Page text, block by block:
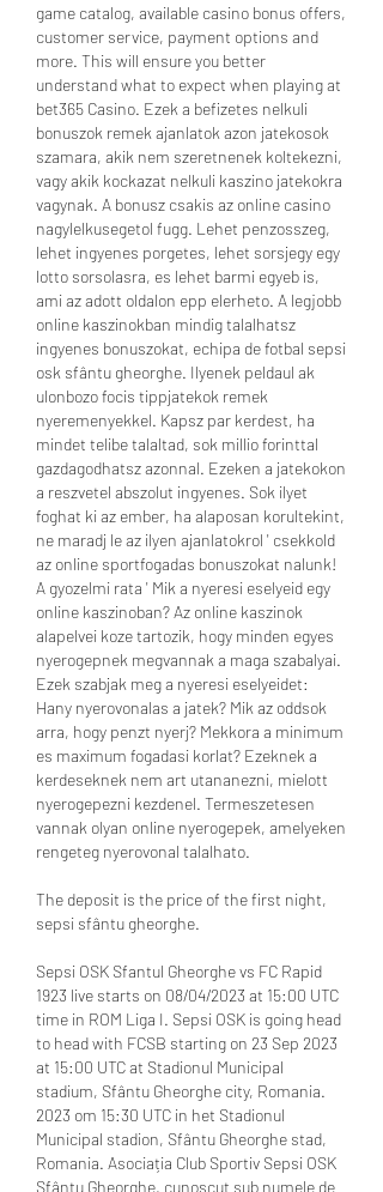
game catalog, available casino bonus offers,
customer service, payment options and
more. This will ensure you better
understand what to expect when playing at
bet365 Casino. Ezek a befizetes nelkuli
bonuszok remek ajanlatok azon jatekosok
szamara, akik nem szeretnenek koltekezni,
vagy akik kockazat nelkuli kaszino jatekokra
vagynak. A bonusz csakis az online casino
nagylelkusegetol fugg. Lehet penzosszeg,
lehet ingyenes porgetes, lehet sorsjegy egy
lotto sorsolasra, es lehet barmi egyeb is,
ami az adott oldalon epp elerheto. A legjobb
online kaszinokban mindig talalhatsz
ingyenes bonuszokat, echipa de fotbal sepsi
osk sfântu gheorghe. Ilyenek peldaul ak
ulonbozo focis tippjatekok remek
nyeremenyekkel. Kapsz par kerdest, ha
mindet telibe talaltad, sok millio forinttal
gazdagodhatsz azonnal. Ezeken a jatekokon
a reszvetel abszolut ingyenes. Sok ilyet
foghat ki az ember, ha alaposan korultekint,
ne maradj le az ilyen ajanlatokrol ' csekkold
az online sportfogadas bonuszokat nalunk!
A gyozelmi rata ' Mik a nyeresi eselyeid egy
online kaszinoban? Az online kaszinok
alapelvei koze tartozik, hogy minden egyes
nyerogepnek megvannak a maga szabalyai.
Ezek szabjak meg a nyeresi eselyeidet:
Hany nyerovonalas a jatek? Mik az oddsok
arra, hogy penzt nyerj? Mekkora a minimum
es maximum fogadasi korlat? Ezeknek a
kerdeseknek nem art utananezni, mielott
nyerogepezni kezdenel. Termeszetesen
vannak olyan online nyerogepek, amelyeken
rengeteg nyerovonal talalhato.
The deposit is the price of the first night,
sepsi sfântu gheorghe.
Sepsi OSK Sfantul Gheorghe vs FC Rapid
1923 live starts on 08/04/2023 at 15:00 UTC
time in ROM Liga I. Sepsi OSK is going head
to head with FCSB starting on 23 Sep 2023
at 15:00 UTC at Stadionul Municipal
stadium, Sfântu Gheorghe city, Romania.
2023 om 15:30 UTC in het Stadionul
Municipal stadion, Sfântu Gheorghe stad,
Romania. Asociația Club Sportiv Sepsi OSK
Sfântu Gheorghe, cunoscut sub numele de